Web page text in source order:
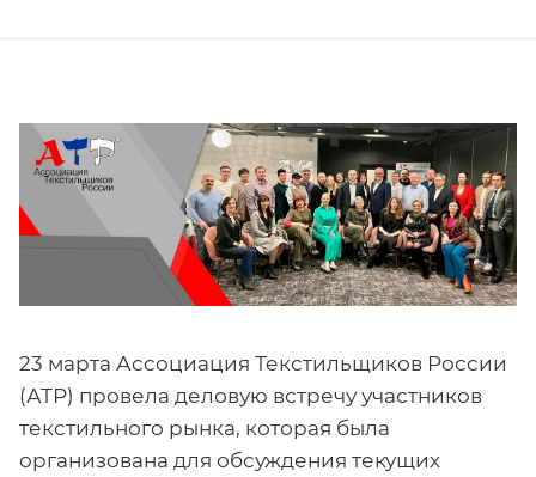
23 марта Ассоциация Текстильщиков России
(АТР) провела деловую встречу участников
текстильного рынка, которая была
организована для обсуждения текущих